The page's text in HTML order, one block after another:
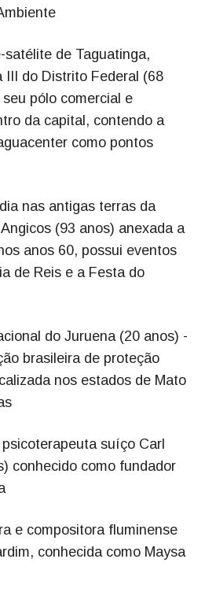
de Taguatinga,
III do Distrito Federal (68
pólo comercial e
da capital, contendo a
como pontos
nas antigas terras da
(93 anos) anexada a
anos 60, possui eventos
de Reis e a Festa do
do Juruena (20 anos) -
brasileira de proteção
nos estados de Mato
suíço Carl
conhecido como fundador
e compositora fluminense
conhecida como Maysa